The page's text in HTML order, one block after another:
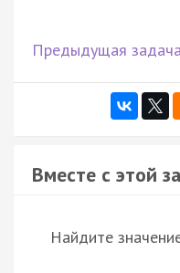
Предыдущая задача
Вместе с этой
Найдите